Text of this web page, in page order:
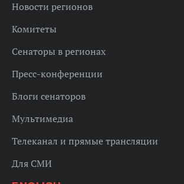
Новости регионов
Комитеты
Сенаторы в регионах
Пресс-конференции
Блоги сенаторов
Мультимедиа
Телеканал и прямые трансляции
Для СМИ